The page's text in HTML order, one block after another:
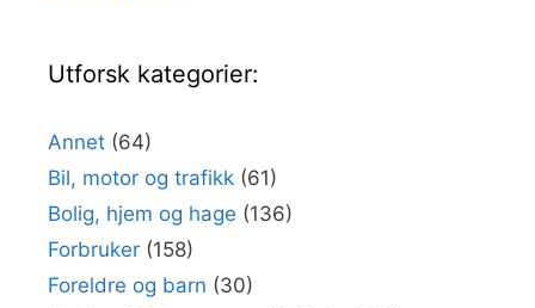
Utforsk kategorier:
Annet (64)
Bil, motor og trafikk (61)
Bolig, hjem og hage (136)
Forbruker (158)
Foreldre og barn (30)